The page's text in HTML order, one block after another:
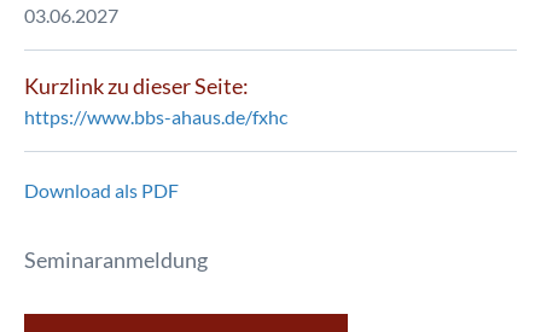
03.06.2027
Kurzlink zu dieser Seite:
https://www.bbs-ahaus.de/fxhc
Download als PDF
Seminaranmeldung